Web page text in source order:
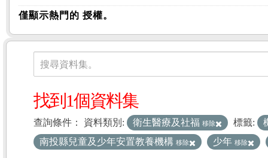
僅顯示熱門的 授權。
資料集
搜尋資料集。
找到1個資料集
查詢條件： 資料類別: 衛生醫療及社福 移除 標籤:
南投縣兒童及少年安置教養機構 移除 少年 移除